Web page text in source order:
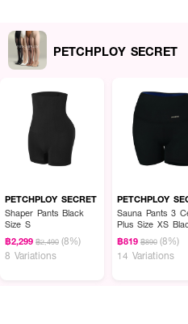
ผลลัพธ์ที่ได้ :
PETCHPLOY SECRET EverLuxe
ไม่มีวันขาด ผลิตจากเส้นใยทอพิเศษทนทา
· ถุงน่องนวัตกรรมใหม่สำหรับผู้หญิง ไม่มี
· ผลิตจากเส้นใยทอพิเศษทนทาน สวมใส่สบ
· ช่วยกระชับต้นขาและมอบลุคขาเรียวเนียน
PETCHPLOY SECRET
PETCHPLOY SECRET
Shaper Pants Black
Size S
฿2,299 ฿2,490 (8%)
8 Variations
PETCHPLOY
Sauna Pants 3
Plus Size XS
฿819 ฿890 (8%)
14 Variations